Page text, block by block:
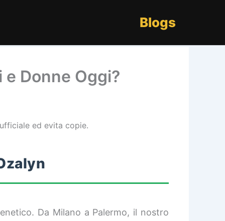
Blogs
Donne Oggi?
ed evita copie.
Da Milano a Palermo, il nostro